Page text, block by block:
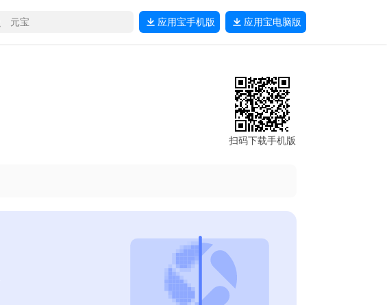
应用宝手机版 应用宝电脑版
扫码下载手机版